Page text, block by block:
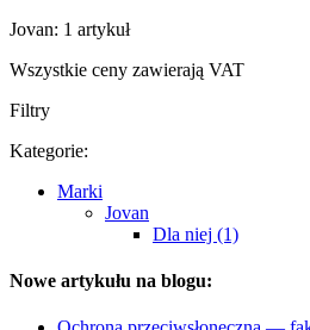
Jovan: 1 artykuł
Wszystkie ceny zawierają VAT
Filtry
Kategorie:
Marki
Jovan
Dla niej (1)
Nowe artykułu na blogu: